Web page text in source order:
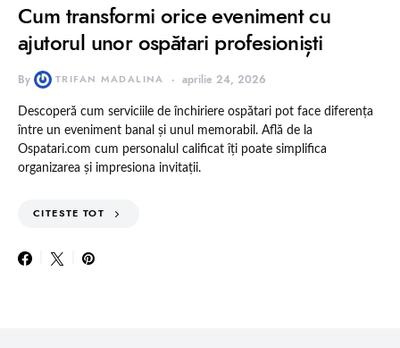
Cum transformi orice eveniment cu
ajutorul unor ospătari profesioniști
By TRIFAN MADALINA aprilie 24, 2026
Descoperă cum serviciile de închiriere ospătari pot face diferența
între un eveniment banal și unul memorabil. Află de la
Ospatari.com cum personalul calificat îți poate simplifica
organizarea și impresiona invitații.
CITESTE TOT